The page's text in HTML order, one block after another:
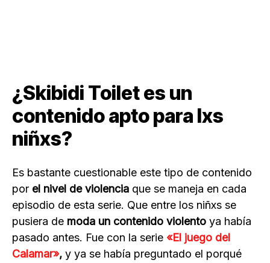
¿Skibidi Toilet es un
contenido apto para lxs
niñxs?
Es bastante cuestionable este tipo de contenido
por el nivel de violencia que se maneja en cada
episodio de esta serie. Que entre los niñxs se
pusiera de moda un contenido violento ya había
pasado antes. Fue con la serie «El juego del
Calamar», y ya se había preguntado el porqué